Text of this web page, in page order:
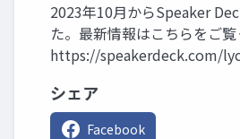
2023年10月からSpeaker
た。最新情報はこちらをご覧
https://speakerdeck.com/
シェア
Facebook